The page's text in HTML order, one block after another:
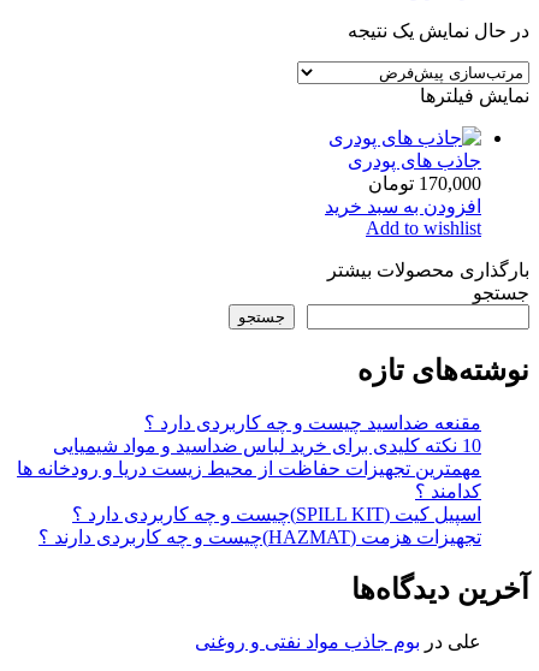
در حال نمایش یک نتیجه
نمایش فیلترها
جاذب های پودری
170,000 تومان
افزودن به سبد خرید
Add to wishlist
بارگذاری محصولات بیشتر
جستجو
جستجو
نوشته‌های تازه
مقنعه ضداسید چیست و چه کاربردی دارد ؟
10 نکته کلیدی برای خرید لباس ضداسید و مواد شیمیایی
مهمترین تجهیزات حفاظت از محیط زیست دریا و رودخانه ها
کدامند ؟
اسپیل کیت (SPILL KIT)چیست و چه کاربردی دارد ؟
تجهیزات هزمت (HAZMAT)چیست و چه کاربردی دارند ؟
آخرین دیدگاه‌ها
علی در بوم جاذب مواد نفتی و روغنی